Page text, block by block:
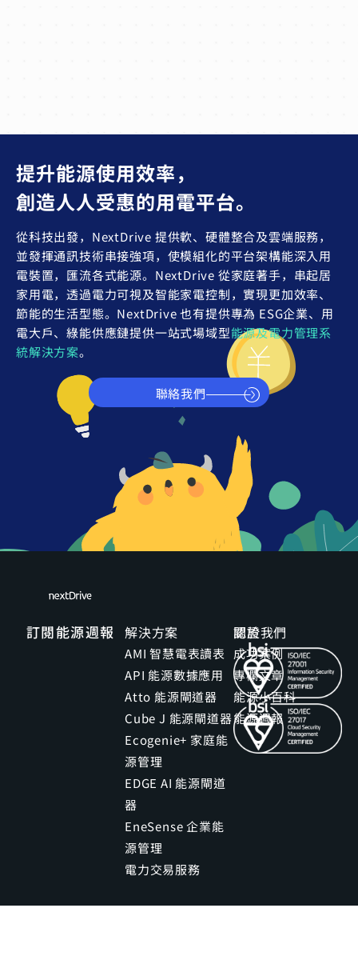
提升能源使用效率，
創造人人受惠的用電平台。
從科技出發，NextDrive 提供軟、硬體整合及雲端服務，
並發揮通訊技術串接強項，使模組化的平台架構能深入用
電裝置，匯流各式能源。NextDrive 從家庭著手，串起居
家用電，透過電力可視及智能家電控制，實現更加效率、
節能的生活型態。 NextDrive 也有提供專為 ESG企業、用
電大戶、綠能供應鏈提供一站式場域型能源及電力管理系
統解決方案。
聯絡我們
訂閱能源週報 解決方案
AMI 智慧電表讀表
API 能源數據應用
Atto 能源閘道器
Cube J 能源閘道器
Ecogenie+ 家庭能
源管理
EDGE AI 能源閘道
器
EneSense 企業能
源管理
電力交易服務
關於我們
成功案例
專欄文章
能源小百科
能源週報
認證